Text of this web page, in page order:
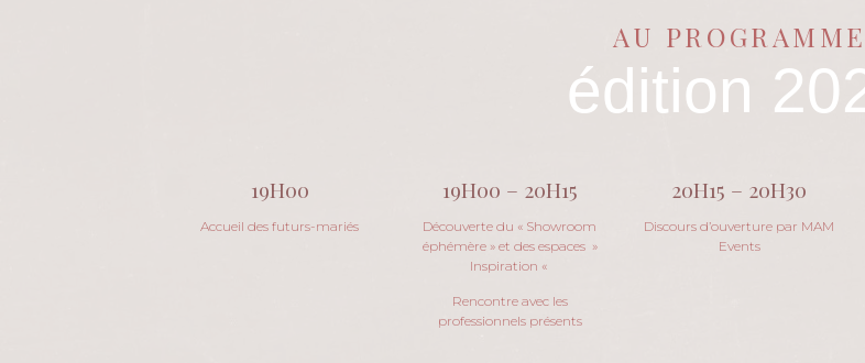
AU PROGRAMME
édition
19H00
Accueil des futurs-mariés
19H00 – 20H15
Découverte du « Showroom
éphémère » et des espaces »
Inspiration «
Rencontre avec les
professionnels présents
20H15 – 20H30
Discours d’ouverture par MAM
Events